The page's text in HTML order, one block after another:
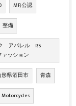
MFJ公認
整備
ク アパレル RS
ッション
形県酒田市 青森
Motorcycles